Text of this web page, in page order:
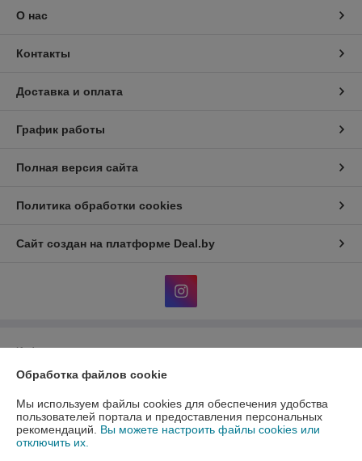
О нас
Контакты
Доставка и оплата
График работы
Полная версия сайта
Политика обработки cookies
Сайт создан на платформе Deal.by
Информация для покупателя
Юридическое лицо:Общество с ограниченной ответственность
223017 Минский р-н, а.г.Гатово, ул.Металлургическая, 10А, пом.1-26
Регистрационный номер ЕГР: 691538171
Обработка файлов cookie
Мы используем файлы cookies для обеспечения удобства
пользователей портала и предоставления персональных
рекомендаций. Вы можете настроить файлы cookies или
отключить их.